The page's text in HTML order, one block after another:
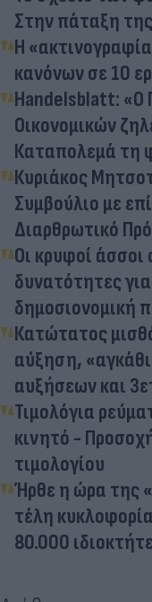
Στην πάταξη
Η
κανόνων σε 10
Handelsblatt: «Ο
Οικονομικών
Καταπολεμά τη
Κυριάκος
Συμβούλιο με
Διαρθρωτικό
Οι κρυφοί
δυνατότητες
δημοσιονομική
Κατώτατος
αύξηση,
αυξήσεων και
Τιμολόγια
κινητό -
τιμολογίου
Ήρθε η ώρα της
τέλη
80.000